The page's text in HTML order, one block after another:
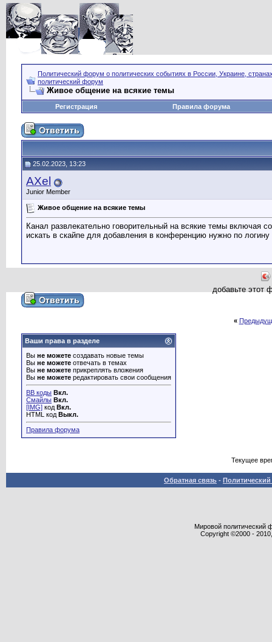
Политический форум о политических событиях в России, Украине,
политический форум
Живое общение на всякие темы
Регистрация Правила форума
25.02.2023, 13:23
AXel
Junior Member
Живое общение на всякие темы
Канал развлекательно говорительный на всякие темы включая
искать в скайпе для добавления в конференцию нужно по логину
добавьте этот
«
Ваши права в разделе
Вы не можете создавать новые темы
Вы не можете отвечать в темах
Вы не можете прикреплять вложения
Вы не можете редактировать свои сообщения
BB коды Вкл.
Смайлы Вкл.
[IMG] код Вкл.
HTML код Выкл.
Правила форума
Текущее
Обратная связь -
Мировой политический
Copyright ©2000 -